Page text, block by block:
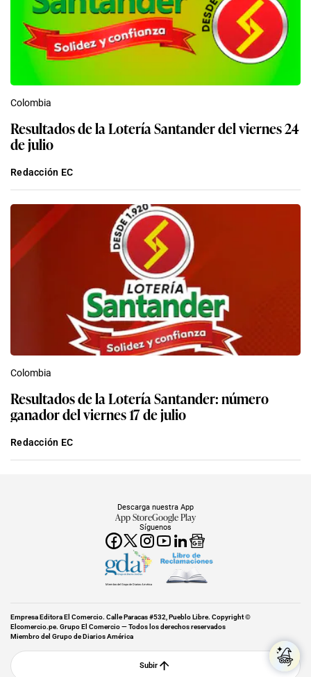
Colombia
Resultados de la Lotería Santander del viernes 24
de julio
Redacción EC
Colombia
Resultados de la Lotería Santander: número
ganador del viernes 17 de julio
Redacción EC
Síguenos
Descarga nuestra App
App StoreGoogle Play
Miembro del Grupo de Diarios América
Empresa Editora El Comercio. Calle Paracas #532, Pueblo Libre. Copyright ©
Elcomercio.pe. Grupo El Comercio — Todos los derechos reservados
Miembro del Grupo de Diarios América
Subir